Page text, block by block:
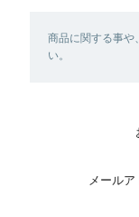
商品に関する事や
い。
メールア